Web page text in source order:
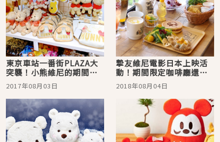
東京車站一番街PLAZA大
突襲！小熊維尼的期間限
定商店真的萌到不行啦
2017年08月03日
摯友維尼電影日本上映活
動！期間限定咖啡廳還有
限定商品等你來搶購
2018年08月04日